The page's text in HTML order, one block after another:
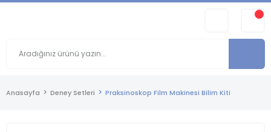
Anasayfa Deney Setleri Praksinoskop Film Makinesi Bilim Kiti